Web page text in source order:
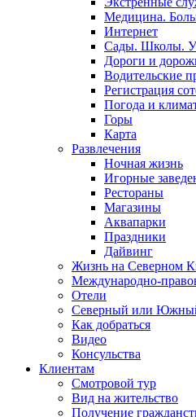
Медицина.
Интернет
Сады. Школы.
Дороги и
Водительские
Регистрация
Погода и
Горы
Карта
Развлечения
Ночная жизнь
Игорные
Рестораны
Магазины
Аквапарки
Праздники
Дайвинг
Жизнь на Северном
Международно-
Отели
Северный или
Как добраться
Видео
Консульства
Клиентам
Смотровой тур
Вид на жительство
Получение